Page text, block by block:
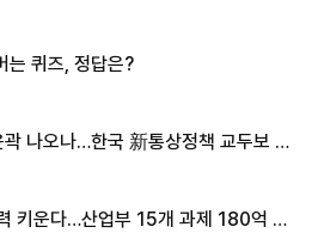
는 퀴즈, 정답은?
나오나…한국 新통상정책 교두보 활
키운다…산업부 15개 과제 180억 지